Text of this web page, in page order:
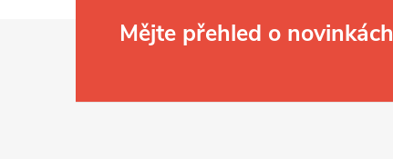
Mějte přehled o novinkách